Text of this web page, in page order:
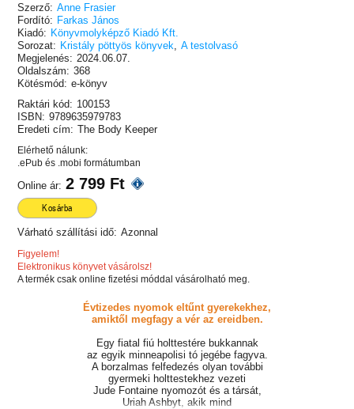
Szerző: Anne Frasier
Fordító: Farkas János
Kiadó: Könyvmolyképző Kiadó Kft.
Sorozat: Kristály pöttyös könyvek
A testolvasó
Megjelenés: 2024.06.07.
Oldalszám: 368
Kötésmód: e-könyv
Raktári kód: 100153
ISBN: 9789635979783
Eredeti cím: The Body Keeper
Elérhető nálunk:
.ePub és .mobi formátumban
Online ár: 2 799 Ft
Kosárba
Várható szállítási idő: Azonnal
Figyelem!
Elektronikus könyvet vásárolsz!
A termék csak online fizetési móddal vásárolható meg.
Évtizedes nyomok eltűnt gyerekekhez,
amiktől megfagy a vér az ereidben.
Egy fiatal fiú holttestére bukkannak
az egyik minneapolisi tó jegébe fagyva.
A borzalmas felfedezés olyan további
gyermeki holttestekhez vezeti
Jude Fontaine nyomozót és a társát,
Uriah Ashbyt, akik mind